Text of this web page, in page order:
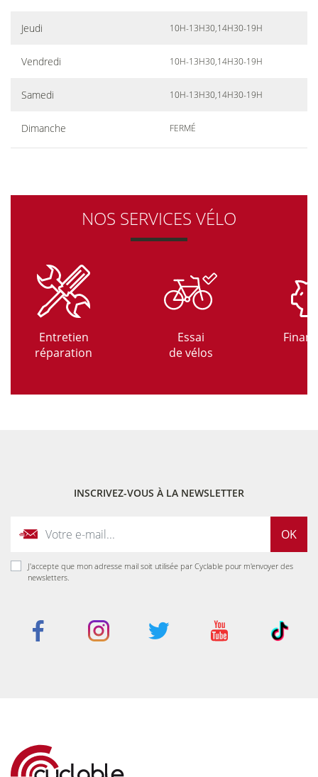
Jeudi 10H-13H30,14H30-19H
Vendredi 10H-13H30,14H30-19H
Samedi 10H-13H30,14H30-19H
Dimanche FERMÉ
NOS SERVICES VÉLO
Entretien
réparation
Essai
de vélos
INSCRIVEZ-VOUS À LA NEWSLETTER
OK
J'accepte que mon adresse mail soit utilisée par Cyclable pour m'envoyer des
newsletters.